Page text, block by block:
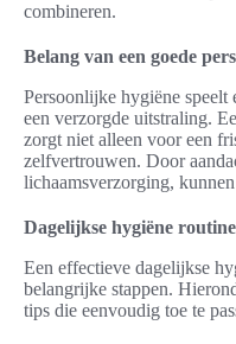
combineren.
Belang van een goede
Persoonlijke hygiëne speelt
een verzorgde uitstraling.
zorgt niet alleen voor een
zelfvertrouwen. Door
lichaamsverzorging,
Dagelijkse hygiëne routine
Een effectieve dagelijkse
belangrijke stappen.
tips die eenvoudig toe te